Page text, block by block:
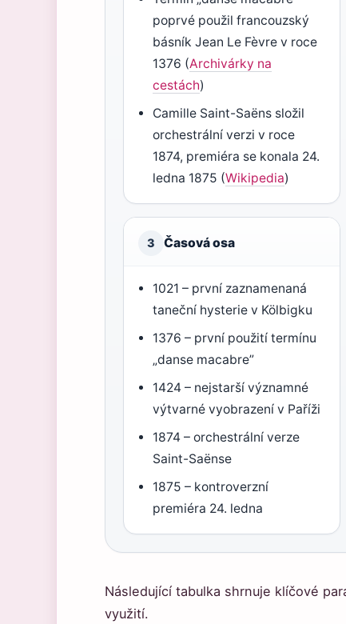
poprvé použil francouzský
básník Jean Le Fèvre v roce
1376 (Archivárky na
cestách)
Camille Saint-Saëns složil
orchestrální verzi v roce
1874, premiéra se konala 24.
ledna 1875 (Wikipedia)
3 Časová osa
1021 – první zaznamenaná
taneční hysterie v Kölbigku
1376 – první použití termínu
„danse macabre”
1424 – nejstarší významné
výtvarné vyobrazení v Paříži
1874 – orchestrální verze
Saint-Saënse
1875 – kontroverzní
premiéra 24. ledna
Následující tabulka shrnuje klíčové
využití.